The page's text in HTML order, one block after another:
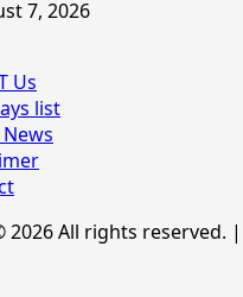
7, 2026
Us
list
2026 All rights reserved. |